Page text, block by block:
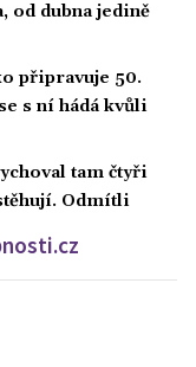
od dubna jedině
připravuje 50.
s ní hádá kvůli
tam čtyři
Odmítli